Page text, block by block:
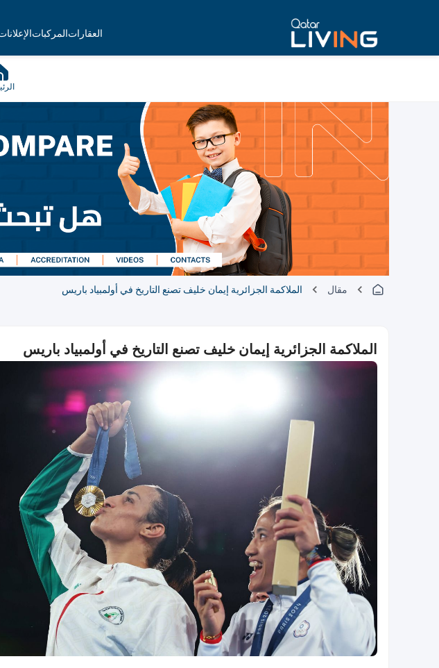
العقاراتالمركبات
مقال الملاكمة الجزائرية إيمان خليف تصنع التاريخ في أولمبياد باريس
الملاكمة الجزائرية إيمان خليف تصنع التاريخ في أولمبياد باريس